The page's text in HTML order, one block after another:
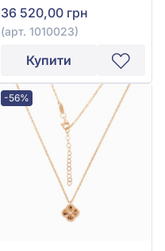
36 520,00 грн
(арт. 1010023)
Купити
-56%